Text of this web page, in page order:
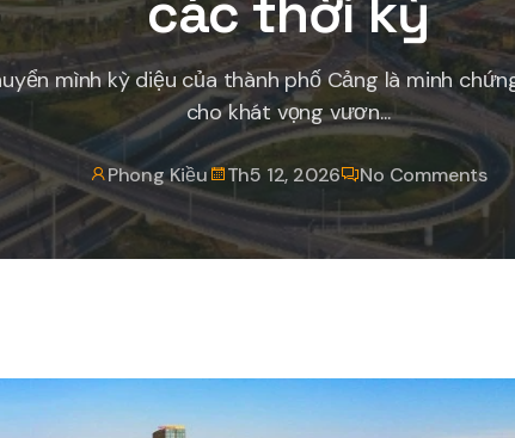
mình kỳ diệu của thành phố Cảng là minh
cho khát vọng vươn...
Phong Kiều Th5 12, 2026 No Comments